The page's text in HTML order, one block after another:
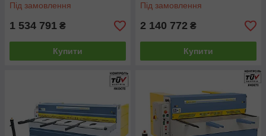
Під замовлення
1 534 791 ₴
Купити
Під замовлення
2 140 772 ₴
Купити